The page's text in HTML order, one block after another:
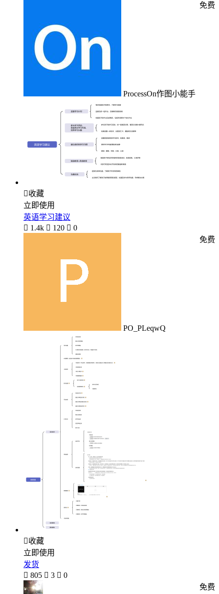
ProcessOn作图小能手
免费
收藏
立即使用
英语学习建议
 1.4k  120  0
PO_PLeqwQ
免费
收藏
立即使用
发货
 805  3  0
免费